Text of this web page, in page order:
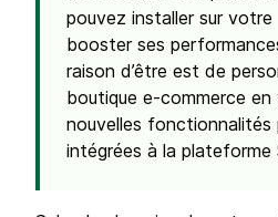
pouvez installer sur
booster ses
raison d’être est de
boutique e-commerce
nouvelles
intégrées à la plateforme